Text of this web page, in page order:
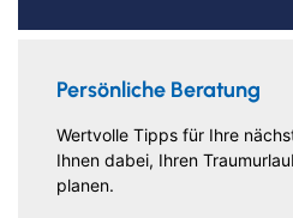
Persönliche Beratung
Wertvolle Tipps für Ihre
Ihnen dabei, Ihren
planen.